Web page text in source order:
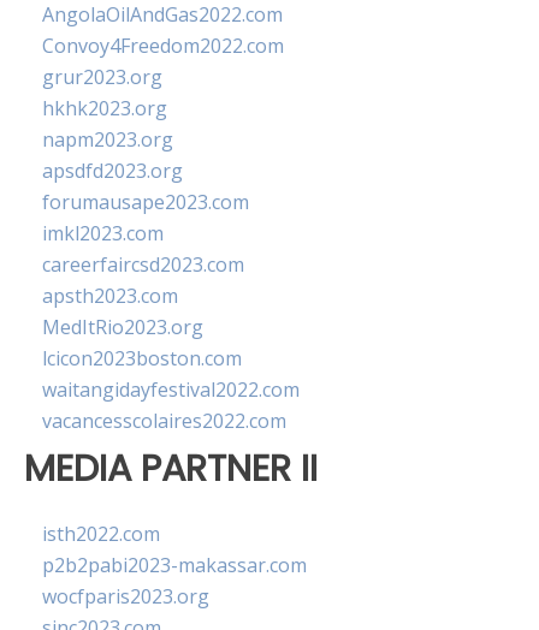
AngolaOilAndGas2022.com
Convoy4Freedom2022.com
grur2023.org
hkhk2023.org
napm2023.org
apsdfd2023.org
forumausape2023.com
imkl2023.com
careerfaircsd2023.com
apsth2023.com
MedItRio2023.org
lcicon2023boston.com
waitangidayfestival2022.com
vacancesscolaires2022.com
MEDIA PARTNER II
isth2022.com
p2b2pabi2023-makassar.com
wocfparis2023.org